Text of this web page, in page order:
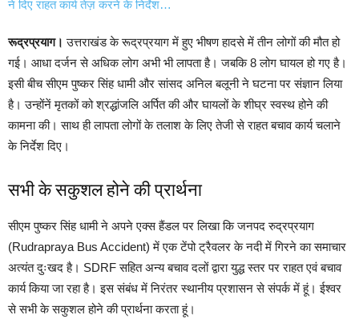
रूद्रप्रयाग।उत्तराखंड के रूद्रप्रयाग में हुए भीषण हादसे में तीन लोगों की मौत हो
गई। आधा दर्जन से अधिक लोग अभी भी लापता है। जबकि 8 लोग घायल हो गए है।
इसी बीच सीएम पुष्कर सिंह धामी और सांसद अनिल बलूनी ने घटना पर संज्ञान लिया
है। उन्होंनें मृतकों को श्रद्धांजलि अर्पित की और घायलों के शीघ्र स्वस्थ होने की
कामना की। साथ ही लापता लोगों के तलाश के लिए तेजी से राहत बचाव कार्य चलाने
के निर्देश दिए।
सभी के सकुशल होने की प्रार्थना
सीएम पुष्कर सिंह धामी ने अपने एक्स हैंडल पर लिखा कि जनपद रुद्रप्रयाग
(Rudrapraya Bus Accident) में एक टेंपो ट्रैवलर के नदी में गिरने का समाचार
अत्यंत दुःखद है। SDRF सहित अन्य बचाव दलों द्वारा युद्ध स्तर पर राहत एवं बचाव
कार्य किया जा रहा है। इस संबंध में निरंतर स्थानीय प्रशासन से संपर्क में हूं। ईश्वर
से सभी के सकुशल होने की प्रार्थना करता हूं।